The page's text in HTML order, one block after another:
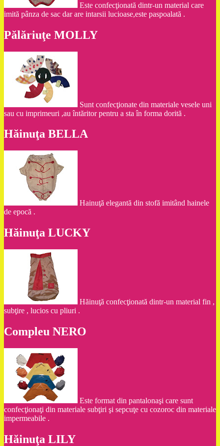
Este confecţionată dintr-un material care
imită pânza de sac dar are intarsii lucioase,este paspoalată .
Pălăriuţe MOLLY
Sunt confecţionate din materiale vesele uni
sau cu imprimeuri ,au întăritor pentru a sta în forma dorită .
Hăinuţa BELLA
Hainuţă elegantă din stofă imitând hainele
de epocă .
Hăinuţa LUCKY
Hăinuţă confecţionată dintr-un material fin ,
subţire , lucios cu pliuri .
Compleu NERO
Este format din pantalonaşi care sunt
confecţionaţi din materiale subţiri şi sepcuţe cu cozoroc din materiale
impermeabile .
Hăinuţa LILY